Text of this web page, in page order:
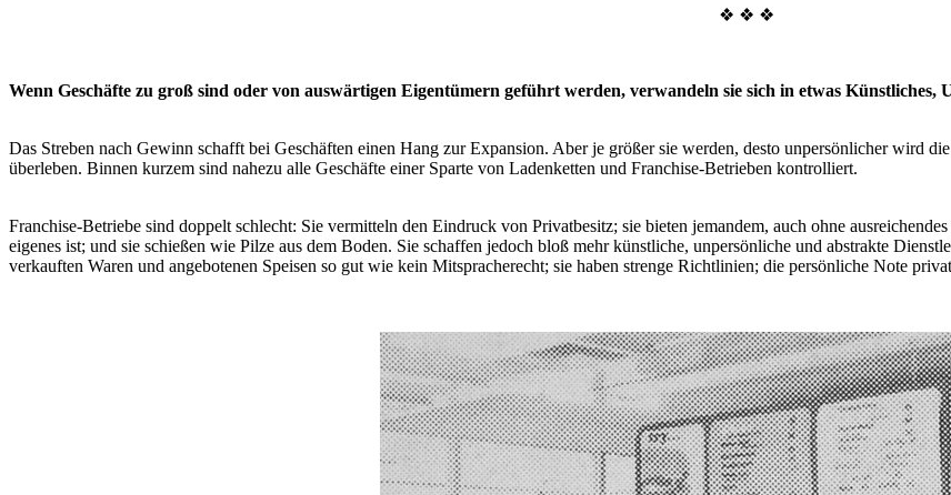
❖ ❖ ❖
Wenn Geschäfte zu groß sind oder von auswärtigen Eigentümern geführt werden, verwandeln sie sich in etwas Künstliches,
Das Streben nach Gewinn schafft bei Geschäften einen Hang zur Expansion. Aber je größer sie werden, desto unpersönlicher wird
überleben. Binnen kurzem sind nahezu alle Geschäfte einer Sparte von Ladenketten und Franchise-Betrieben kontrolliert.
Franchise-Betriebe sind doppelt schlecht: Sie vermitteln den Eindruck von Privatbesitz; sie bieten jemandem, auch ohne
eigenes ist; und sie schießen wie Pilze aus dem Boden. Sie schaffen jedoch bloß mehr künstliche, unpersönliche und abstrakte
verkauften Waren und angebotenen Speisen so gut wie kein Mitspracherecht; sie haben strenge Richtlinien; die persönliche Note